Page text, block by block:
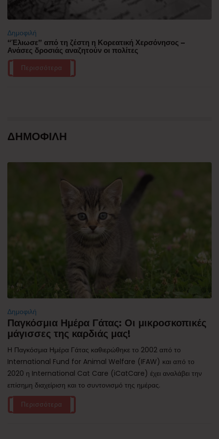
Δημοφιλή
“Έλιωσε” από τη ζέστη η Κορεατική Χερσόνησος –
Ανάσες δροσιάς αναζητούν οι πολίτες
Περισσότερα
ΔΗΜΟΦΙΛΗ
Δημοφιλή
Παγκόσμια Ημέρα Γάτας: Οι μικροσκοπικές
μάγισσες της καρδιάς μας!
Η Παγκόσμια Ημέρα Γάτας καθιερώθηκε το 2002 από το
International Fund for Animal Welfare (IFAW) και από το
2020 η International Cat Care (iCatCare) έχει αναλάβει την
επίσημη διαχείριση και το συντονισμό της ημέρας.
Περισσότερα